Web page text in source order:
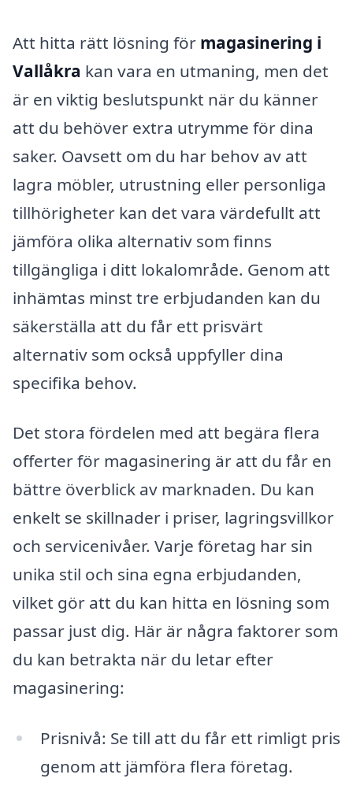
Att hitta rätt lösning för magasinering i
Vallåkra kan vara en utmaning, men det
är en viktig beslutspunkt när du känner
att du behöver extra utrymme för dina
saker. Oavsett om du har behov av att
lagra möbler, utrustning eller personliga
tillhörigheter kan det vara värdefullt att
jämföra olika alternativ som finns
tillgängliga i ditt lokalområde. Genom att
inhämtas minst tre erbjudanden kan du
säkerställa att du får ett prisvärt
alternativ som också uppfyller dina
specifika behov.
Det stora fördelen med att begära flera
offerter för magasinering är att du får en
bättre överblick av marknaden. Du kan
enkelt se skillnader i priser, lagringsvillkor
och servicenivåer. Varje företag har sin
unika stil och sina egna erbjudanden,
vilket gör att du kan hitta en lösning som
passar just dig. Här är några faktorer som
du kan betrakta när du letar efter
magasinering:
Prisnivå: Se till att du får ett rimligt pris
genom att jämföra flera företag.